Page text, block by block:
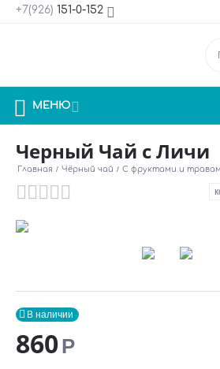
+7(926) 151-0-152 
 МЕНЮ
Черный Чай с Личи
Главная / Чёрный чай / С фруктами и
В наличии

860Р